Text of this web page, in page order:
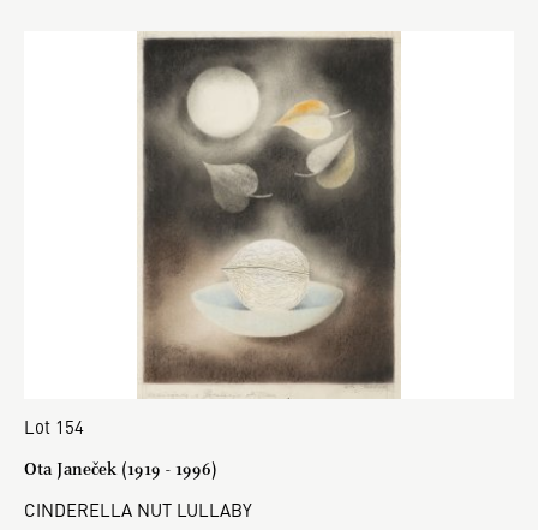
Lot 154
Ota Janeček (1919 - 1996)
CINDERELLA NUT LULLABY